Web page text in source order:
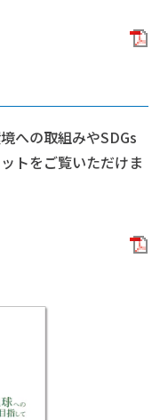
への取組みやSDGs
トをご覧いただけま